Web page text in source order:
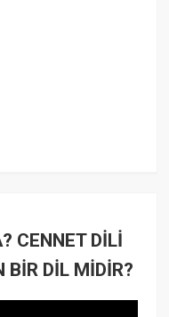
CENNET DİLİ
BİR DİL MİDİR?